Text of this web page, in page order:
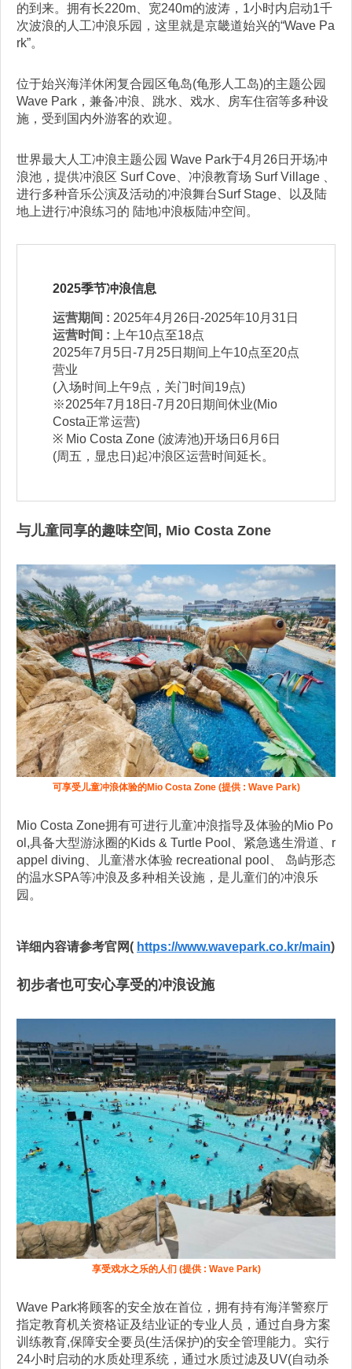
的到来。拥有长220m、宽240m的波涛，1小时内启动1千
次波浪的人工冲浪乐园，这里就是京畿道始兴的“Wave Pa
rk”。
位于始兴海洋休闲复合园区龟岛(龟形人工岛)的主题公园
Wave Park，兼备冲浪、跳水、戏水、房车住宿等多种设
施，受到国内外游客的欢迎。
世界最大人工冲浪主题公园 Wave Park于4月26日开场冲
浪池，提供冲浪区 Surf Cove、冲浪教育场 Surf Village 、
进行多种音乐公演及活动的冲浪舞台Surf Stage、以及陆
地上进行冲浪练习的 陆地冲浪板陆冲空间。
2025季节冲浪信息
运营期间 : 2025年4月26日-2025年10月31日
运营时间 :
上午10点至18点
2025年7月5日-7月25日期间上午10点至20点
营业
(入场时间上午9点，关门时间19点)
※2025年7月18日-7月20日期间休业(Mio
Costa正常运营)
※ Mio Costa Zone (波涛池)开场日6月6日
(周五，显忠日)起冲浪区运营时间延长。
与儿童同享的趣味空间, Mio Costa Zone
可享受儿童冲浪体验的Mio Costa Zone (提供 : Wave Park)
Mio Costa Zone拥有可进行儿童冲浪指导及体验的Mio Po
ol,具备大型游泳圈的Kids & Turtle Pool、紧急逃生滑道、r
appel diving、儿童潜水体验 recreational pool、 岛屿形态
的温水SPA等冲浪及多种相关设施，是儿童们的冲浪乐
园。
详细内容请参考官网( https://www.wavepark.co.kr/main)
初步者也可安心享受的冲浪设施
享受戏水之乐的人们 (提供 : Wave Park)
Wave Park将顾客的安全放在首位，拥有持有海洋警察厅
指定教育机关资格证及结业证的专业人员，通过自身方案
训练教育,保障安全要员(生活保护)的安全管理能力。实行
24小时启动的水质处理系统，通过水质过滤及UV(自动杀